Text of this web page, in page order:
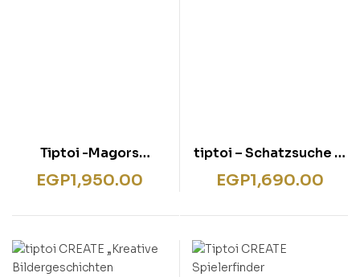
Tiptoi -Magors
Lesemagie
EGP1,950.00
tiptoi – Schatzsuche in
der Buchstabenburg
EGP1,690.00